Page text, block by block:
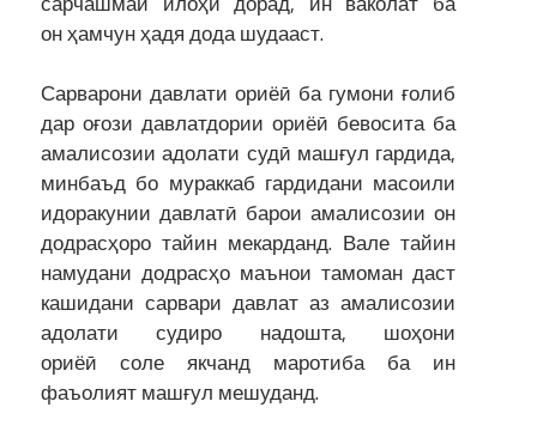
он ҳамчун ҳадя дода шудааст.
Сарварони давлати ориёӣ ба гумони ғолиб
дар оғози давлатдории ориёӣ бевосита ба
амалисозии адолати судӣ машғул гардида,
минбаъд бо мураккаб гардидани масоили
идоракунии давлатӣ барои амалисозии он
додрасҳоро тайин мекарданд. Вале тайин
намудани додрасҳо маънои тамоман даст
кашидани сарвари давлат аз амалисозии
адолати судиро надошта, шоҳони
ориёӣ соле якчанд маротиба ба ин
фаъолият машғул мешуданд.